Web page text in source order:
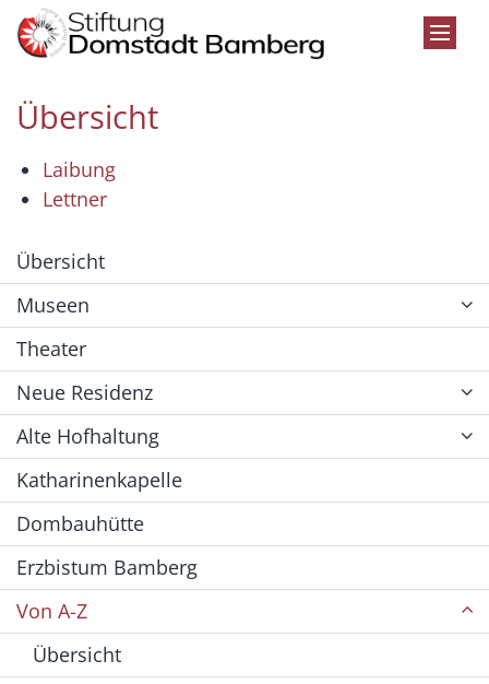
Zum Inhalt springen
Übersicht
Laibung
Lettner
Übersicht
Museen
Theater
Neue Residenz
Alte Hofhaltung
Katharinenkapelle
Dombauhütte
Erzbistum Bamberg
Von A-Z
Übersicht